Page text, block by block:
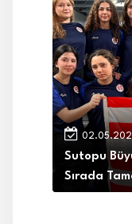
Sutopu
Sırada